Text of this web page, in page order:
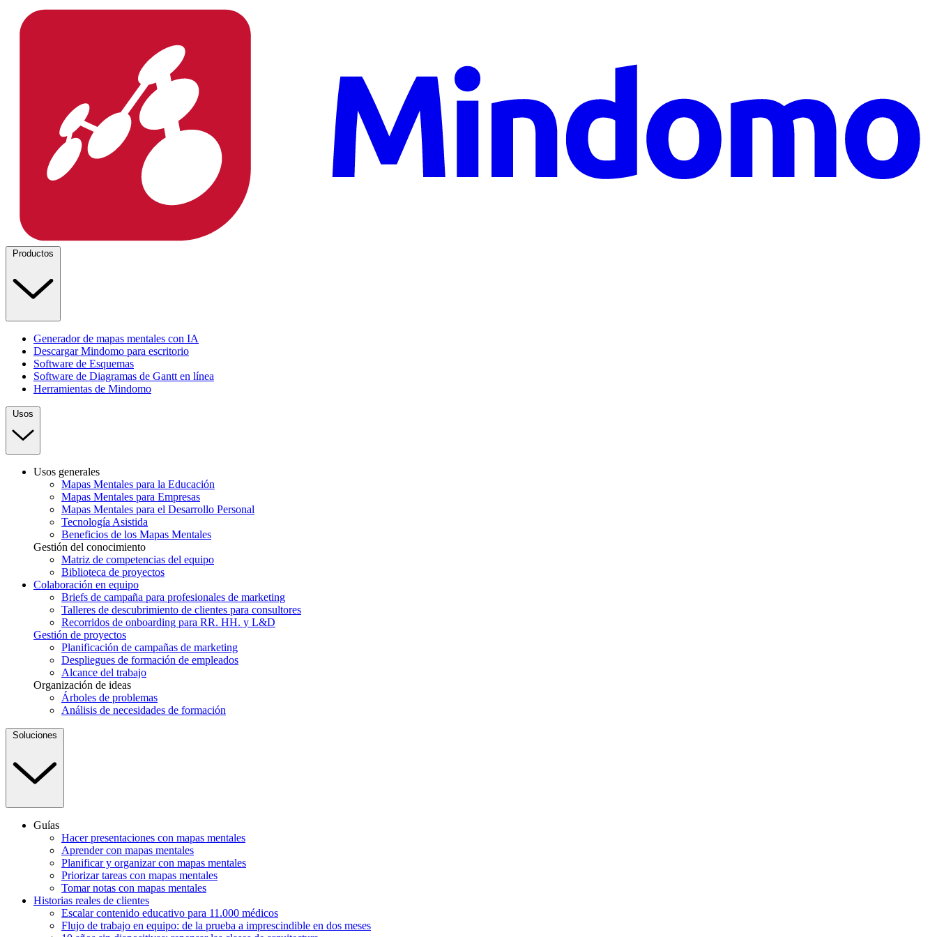
Productos
Generador de mapas mentales con IA
Descargar Mindomo para escritorio
Software de Esquemas
Software de Diagramas de Gantt en línea
Herramientas de Mindomo
Usos
Usos generales
Mapas Mentales para la Educación
Mapas Mentales para Empresas
Mapas Mentales para el Desarrollo Personal
Tecnología Asistida
Beneficios de los Mapas Mentales
Gestión del conocimiento
Matriz de competencias del equipo
Biblioteca de proyectos
Colaboración en equipo
Briefs de campaña para profesionales de marketing
Talleres de descubrimiento de clientes para consultores
Recorridos de onboarding para RR. HH. y L&D
Gestión de proyectos
Planificación de campañas de marketing
Despliegues de formación de empleados
Alcance del trabajo
Organización de ideas
Árboles de problemas
Análisis de necesidades de formación
Soluciones
Guías
Hacer presentaciones con mapas mentales
Aprender con mapas mentales
Planificar y organizar con mapas mentales
Priorizar tareas con mapas mentales
Tomar notas con mapas mentales
Historias reales de clientes
Escalar contenido educativo para 11.000 médicos
Flujo de trabajo en equipo: de la prueba a imprescindible en dos meses